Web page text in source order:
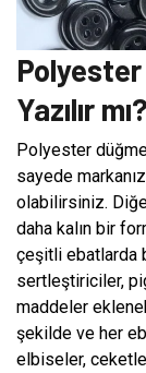
Polyester
Yazılır mı?
Polyester
sayede
olabilirsiniz.
daha kalın bir
çeşitli ebatlarda
sertleştiriciler,
maddeler
şekilde ve her
elbiseler,